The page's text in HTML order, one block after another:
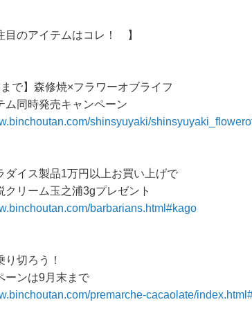
アイテムはコレ！ 】
で】森修焼×フラワーオブライフ
同時発売キャンペーン
shinsyuyaki/
ダイス製品1万円以上お買い上げで
リーム玉之浦3gプレゼント
barbarians.html#kago
切ろう！
ンは9月末まで
premarche-cacaolate/